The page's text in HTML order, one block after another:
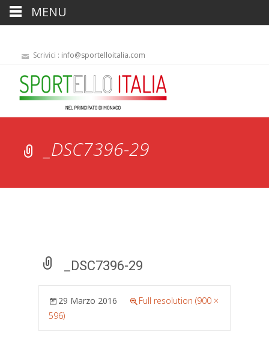
Scrivici : info@sportelloitalia.com
_DSC7396-29
_DSC7396-29
29 Marzo 2016
Full resolution (900 ×
596)
MENU